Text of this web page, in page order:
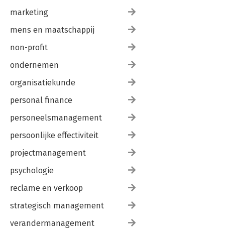
marketing
mens en maatschappij
non-profit
ondernemen
organisatiekunde
personal finance
personeelsmanagement
persoonlijke effectiviteit
projectmanagement
psychologie
reclame en verkoop
strategisch management
verandermanagement